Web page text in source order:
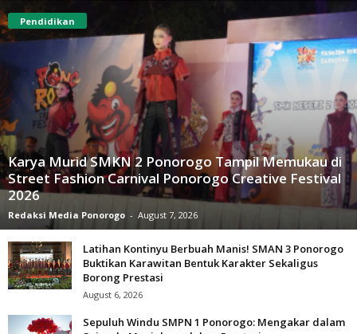
Pendidikan
Karya Murid SMKN 2 Ponorogo Tampil Memukau di
Street Fashion Carnival Ponorogo Creative Festival
2026
Redaksi Media Ponorogo - August 7, 2026
Latihan Kontinyu Berbuah Manis! SMAN 3 Ponorogo
Buktikan Karawitan Bentuk Karakter Sekaligus
Borong Prestasi
August 6, 2026
Sepuluh Windu SMPN 1 Ponorogo: Mengakar dalam